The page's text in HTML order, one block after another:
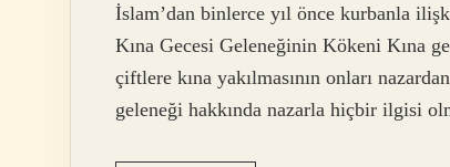
İslam’dan binlerce yıl önce kurbanla
Kına Gecesi Geleneğinin Kökeni Kına
çiftlere kına yakılmasının onları
geleneği hakkında nazarla hiçbir ilgisi